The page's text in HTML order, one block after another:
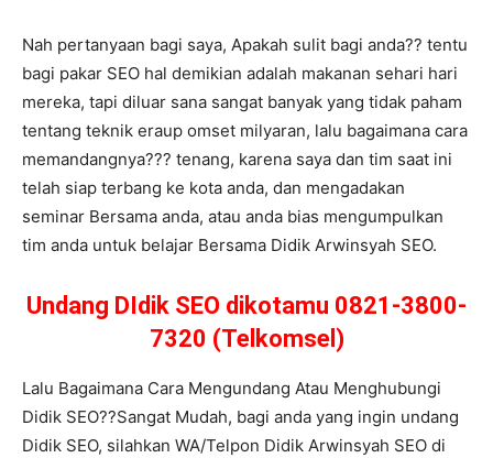
Nah pertanyaan bagi saya, Apakah sulit bagi anda?? tentu
bagi pakar SEO hal demikian adalah makanan sehari hari
mereka, tapi diluar sana sangat banyak yang tidak paham
tentang teknik eraup omset milyaran, lalu bagaimana cara
memandangnya??? tenang, karena saya dan tim saat ini
telah siap terbang ke kota anda, dan mengadakan
seminar Bersama anda, atau anda bias mengumpulkan
tim anda untuk belajar Bersama Didik Arwinsyah SEO.
Undang DIdik SEO dikotamu 0821-3800-
7320 (Telkomsel)
Lalu Bagaimana Cara Mengundang Atau Menghubungi
Didik SEO??Sangat Mudah, bagi anda yang ingin undang
Didik SEO, silahkan WA/Telpon Didik Arwinsyah SEO di